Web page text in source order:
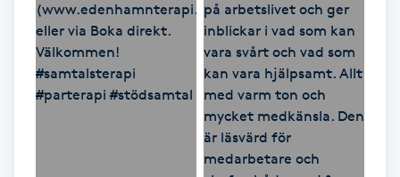
Kosmetisk tatuering
Kostrådgivning